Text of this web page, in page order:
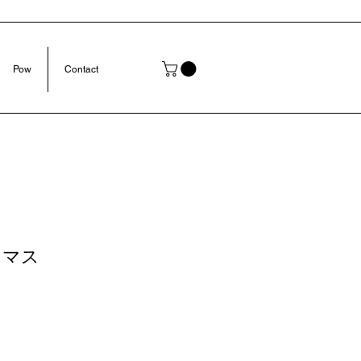
Pow Contact
ス